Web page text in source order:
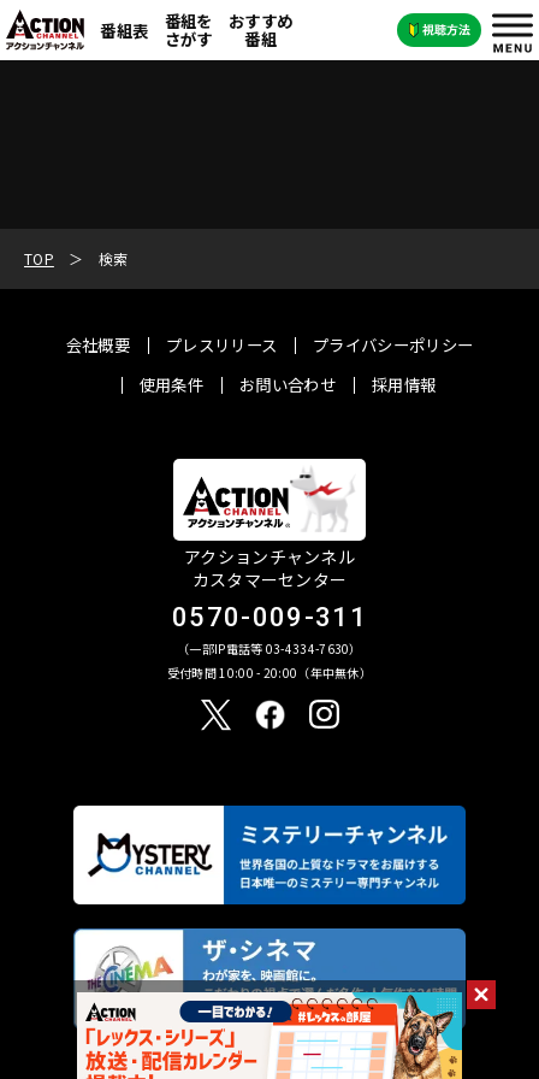
番組表 番組を
さがす
おすすめ
番組
TOP 検索
会社概要 プレスリリース
プライバシーポリシー
使用条件
お問い合わせ 採用情報
アクションチャンネル
カスタマーセンター
0570-009-311
（一部IP電話等 03-4334-7630）
受付時間 10:00 - 20:00（年中無休）